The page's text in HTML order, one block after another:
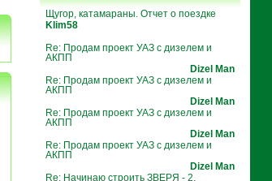
Щугор, катамараны. Отчет о поездке
Klim58
Re: Продам проект УАЗ с дизелем и
АКПП
Dizel Man
Re: Продам проект УАЗ с дизелем и
АКПП
Dizel Man
Re: Продам проект УАЗ с дизелем и
АКПП
Dizel Man
Re: Продам проект УАЗ с дизелем и
АКПП
Dizel Man
Re: Начинаю строить ЗВЕРЯ - 2.